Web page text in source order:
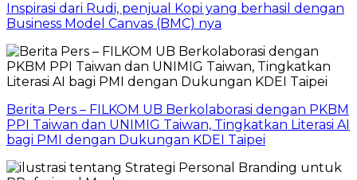
Inspirasi dari Rudi, penjual Kopi yang berhasil dengan
Business Model Canvas (BMC) nya
Berita Pers – FILKOM UB Berkolaborasi dengan PKBM
PPI Taiwan dan UNIMIG Taiwan, Tingkatkan Literasi AI
bagi PMI dengan Dukungan KDEI Taipei